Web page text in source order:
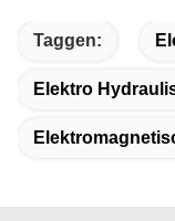
Taggen:
Elektro